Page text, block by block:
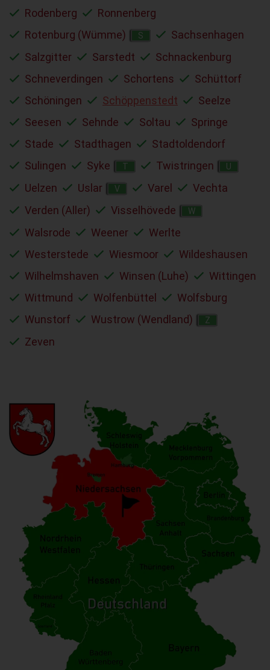
Rodenberg
Ronnenberg
Rotenburg (Wümme)
S
Sachsenhagen
Salzgitter
Sarstedt
Schnackenburg
Schneverdingen
Schortens
Schüttorf
Schöningen
Schöppenstedt
Seelze
Seesen
Sehnde Soltau
Springe
Stade
Stadthagen
Stadtoldendorf
Sulingen
Syke T Twistringen U
Uelzen Uslar V Varel
Vechta
Verden (Aller)
Visselhövede W
Walsrode Weener
Werlte
Westerstede
Wiesmoor
Wildeshausen
Wilhelmshaven
Winsen (Luhe)
Wittingen
Wittmund
Wolfenbüttel
Wolfsburg
Wunstorf
Wustrow (Wendland) Z
Zeven